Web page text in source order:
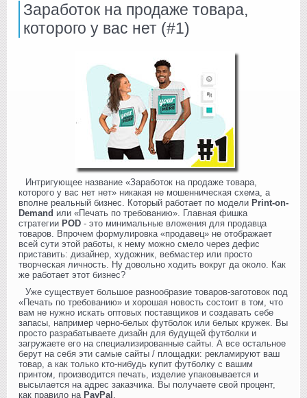
Заработок на продаже товара,
которого у вас нет (#1)
Интригующее название «Заработок на продаже товара,
которого у вас нет нет» никакая не мошенническая схема, а
вполне реальный бизнес. Который работает по модели Print-on-
Demand или «Печать по требованию». Главная фишка
стратегии POD - это минимальные вложения для продавца
товаров. Впрочем формулировка «продавец» не отображает
всей сути этой работы, к нему можно смело через дефис
приставить: дизайнер, художник, вебмастер или просто
творческая личность. Ну довольно ходить вокруг да около. Как
же работает этот бизнес?
Уже существует большое разнообразие товаров-заготовок под
«Печать по требованию» и хорошая новость состоит в том, что
вам не нужно искать оптовых поставщиков и создавать себе
запасы, например черно-белых футболок или белых кружек. Вы
просто разрабатываете дизайн для будущей футболки и
загружаете его на специализированные сайты. А все остальное
берут на себя эти самые сайты / площадки: рекламируют ваш
товар, а как только кто-нибудь купит футболку с вашим
принтом, производится печать, изделие упаковывается и
высылается на адрес заказчика. Вы получаете свой процент,
как правило на PayPal .